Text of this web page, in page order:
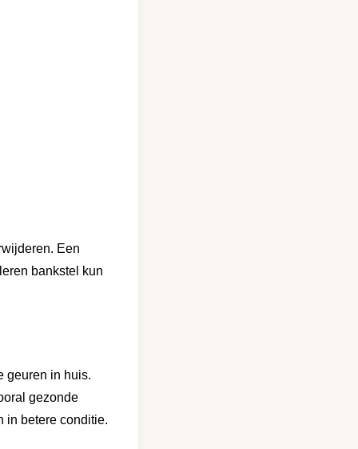
Een
bankstel kun
geuren in huis.
gezonde
in betere conditie.